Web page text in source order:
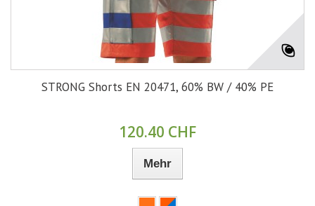
STRONG Shorts EN 20471, 60% BW / 40% PE
120.40 CHF
Mehr